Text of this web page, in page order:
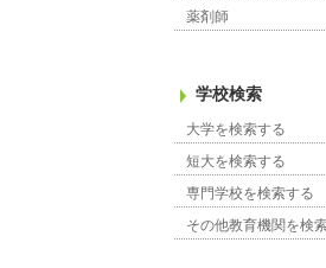
薬剤師
学校検索
大学を検索する
短大を検索する
専門学校を検索する
その他教育機関を検